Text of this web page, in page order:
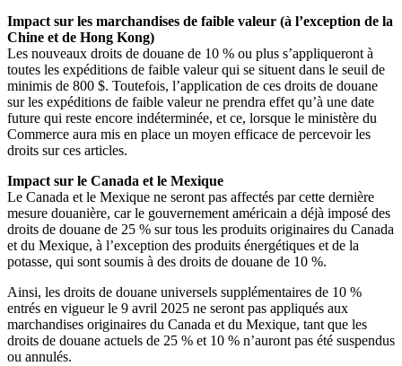
Impact sur les marchandises de faible valeur (à l’exception de la
Chine et de Hong Kong)
Les nouveaux droits de douane de 10 % ou plus s’appliqueront à
toutes les expéditions de faible valeur qui se situent dans le seuil de
minimis de 800 $. Toutefois, l’application de ces droits de douane
sur les expéditions de faible valeur ne prendra effet qu’à une date
future qui reste encore indéterminée, et ce, lorsque le ministère du
Commerce aura mis en place un moyen efficace de percevoir les
droits sur ces articles.
Impact sur le Canada et le Mexique
Le Canada et le Mexique ne seront pas affectés par cette dernière
mesure douanière, car le gouvernement américain a déjà imposé des
droits de douane de 25 % sur tous les produits originaires du Canada
et du Mexique, à l’exception des produits énergétiques et de la
potasse, qui sont soumis à des droits de douane de 10 %.
Ainsi, les droits de douane universels supplémentaires de 10 %
entrés en vigueur le 9 avril 2025 ne seront pas appliqués aux
marchandises originaires du Canada et du Mexique, tant que les
droits de douane actuels de 25 % et 10 % n’auront pas été suspendus
ou annulés.